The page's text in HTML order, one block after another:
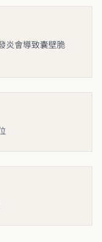
炎會導致囊壁脆